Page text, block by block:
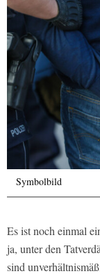
Symbolbild
Es ist noch einmal
ja, unter den
sind